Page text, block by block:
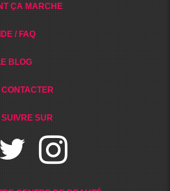
ÇA MARCHE
/ FAQ
BLOG
SUR